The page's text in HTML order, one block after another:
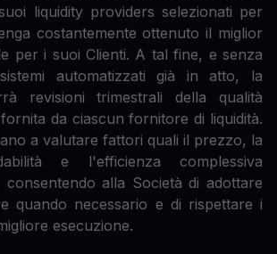
liquidity providers selezionati per
costantemente ottenuto il miglior
per i suoi Clienti. A tal fine, e senza
automatizzati già in atto, la
revisioni trimestrali della qualità
da ciascun fornitore di liquidità.
a valutare fattori quali il prezzo, la
e l'efficienza complessiva
consentendo alla Società di adottare
quando necessario e di rispettare i
esecuzione.